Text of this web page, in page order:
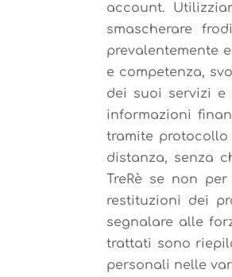
account.
smascherare
prevalentemente
e competenza,
dei suoi servizi e
informazioni
tramite
distanza, senza
TreRè se non
restituzioni dei
segnalare alle
trattati sono
personali nelle